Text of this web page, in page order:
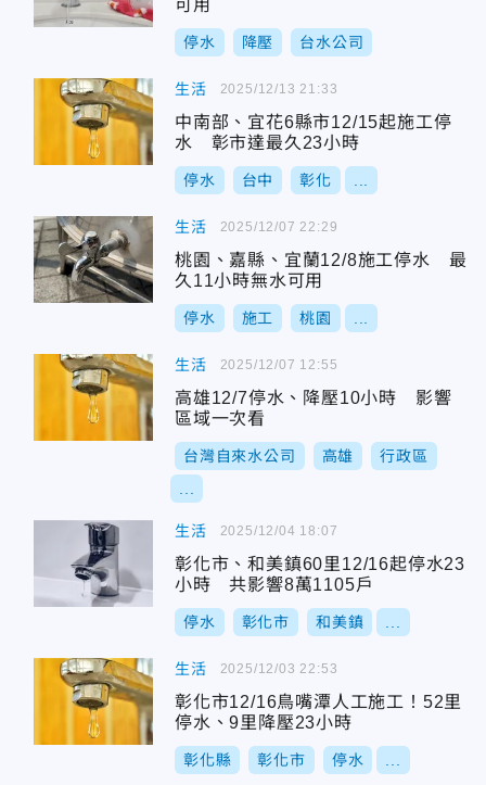
可用
停水 降壓 台水公司
生活
中南部、宜花6縣市12/15起施工停
水 彰市達最久23小時
停水 台中 彰化
2025/12/13 21:33
生活
桃園、嘉縣、宜蘭12/8施工停水 最
久11小時無水可用
停水 施工 桃園
2025/12/07 22:29
生活
高雄12/7停水、降壓10小時 影響
區域一次看
台灣自來水公司 高雄 行政區
2025/12/07 12:55
生活
彰化市、和美鎮60里12/16起停水23
小時 共影響8萬1105戶
停水 彰化市 和美鎮
2025/12/04 18:07
生活
彰化市12/16鳥嘴潭人工施工！52里
停水、9里降壓23小時
彰化縣 彰化市 停水
2025/12/03 22:53